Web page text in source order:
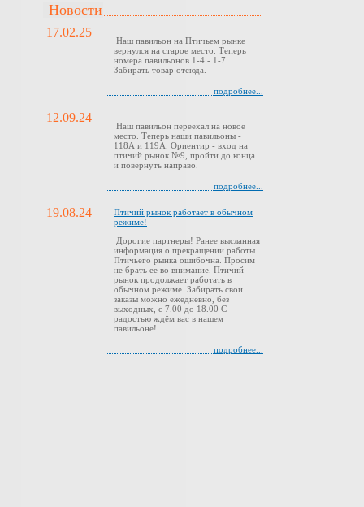
Новости
17.02.25
Наш павильон на Птичьем рынке
вернулся на старое место. Теперь
номера павильонов 1-4 - 1-7.
Забирать товар отсюда.
подробнее...
12.09.24
Наш павильон переехал на новое
место. Теперь наши павильоны -
118А и 119А. Ориентир - вход на
птичий рынок №9, пройти до конца
и повернуть направо.
подробнее...
19.08.24
Птичий рынок работает в обычном
режиме!
Дорогие партнеры! Ранее высланная
информация о прекращении работы
Птичьего рынка ошибочна. Просим
не брать ее во внимание. Птичий
рынок продолжает работать в
обычном режиме. Забирать свои
заказы можно ежедневно, без
выходных, с 7.00 до 18.00 С
радостью ждём вас в нашем
павильоне!
подробнее...